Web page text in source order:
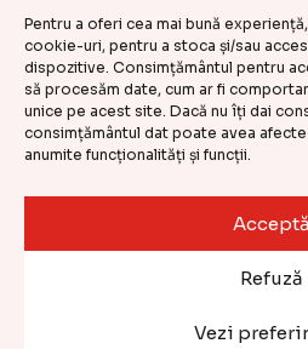
Pentru a oferi cea mai bună
cookie-uri, pentru a stoca și/sau
dispozitive. Consimțământul pentru
să procesăm date, cum ar fi
unice pe acest site. Dacă nu îți dai
consimțământul dat poate avea
anumite funcționalități și funcții.
Acceptă
Refuză
Vezi
Contact
ANPC
Setări cookie-uri
Website realizat și întreținut de